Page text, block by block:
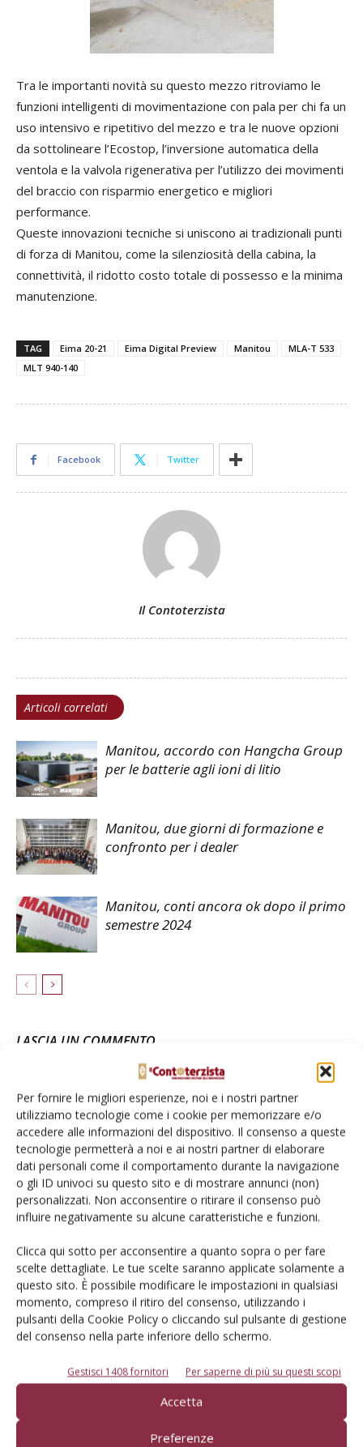
Per fornire le migliori esperienze, noi e i nostri partner
utilizziamo tecnologie come i cookie per memorizzare e/o
accedere alle informazioni del dispositivo. Il consenso a queste
tecnologie permetterà a noi e ai nostri partner di elaborare
dati personali come il comportamento durante la navigazione
o gli ID univoci su questo sito e di mostrare annunci (non)
personalizzati. Non acconsentire o ritirare il consenso può
influire negativamente su alcune caratteristiche e funzioni.
Clicca qui sotto per acconsentire a quanto sopra o per fare
scelte dettagliate. Le tue scelte saranno applicate solamente a
questo sito. È possibile modificare le impostazioni in qualsiasi
momento, compreso il ritiro del consenso, utilizzando i
pulsanti della Cookie Policy o cliccando sul pulsante di gestione
del consenso nella parte inferiore dello schermo.
Gestisci 1408 fornitori Per saperne di più su questi scopi
Accetta
Preferenze
Tra le importanti novità su questo mezzo ritroviamo le
funzioni intelligenti di movimentazione con pala per chi fa un
uso intensivo e ripetitivo del mezzo e tra le nuove opzioni
da sottolineare l’Ecostop, l’inversione automatica della
ventola e la valvola rigenerativa per l’utilizzo dei movimenti
del braccio con risparmio energetico e migliori
performance.
Queste innovazioni tecniche si uniscono ai tradizionali punti
di forza di Manitou, come la silenziosità della cabina, la
connettività, il ridotto costo totale di possesso e la minima
manutenzione.
TAG Eima 20-21 Eima Digital Preview Manitou
MLA-T 533
MLT 940-140
Facebook Twitter
Il Contoterzista
Articoli correlati
Manitou, accordo con Hangcha Group
per le batterie agli ioni di litio
Manitou, due giorni di formazione e
confronto per i dealer
Manitou, conti ancora ok dopo il primo
semestre 2024
LASCIA UN COMMENTO
prossima volta che commento.